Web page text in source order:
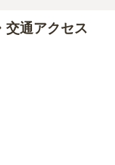
通アクセス